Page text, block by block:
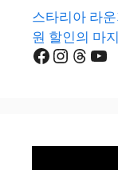
스타리아 라
원 할인의 마
Facebook